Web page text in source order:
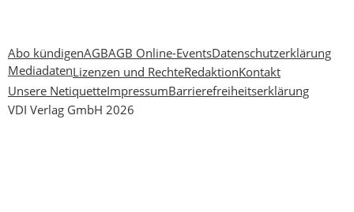
Abo kündigenAGBAGB Online-EventsDatenschutzerklärung
MediadatenLizenzen und RechteRedaktionKontakt
Unsere NetiquetteImpressumBarrierefreiheitserklärung
VDI Verlag GmbH 2026